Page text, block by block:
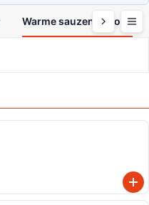
Warme sauzen in potje